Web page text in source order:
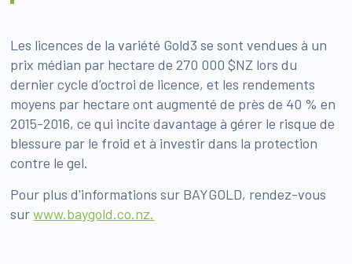
Les licences de la variété Gold3 se sont vendues à un
prix médian par hectare de 270 000 $NZ lors du
dernier cycle d’octroi de licence, et les rendements
moyens par hectare ont augmenté de près de 40 % en
2015-2016, ce qui incite davantage à gérer le risque de
blessure par le froid et à investir dans la protection
contre le gel.
Pour plus d'informations sur BAYGOLD, rendez-vous
surwww.baygold.co.nz.